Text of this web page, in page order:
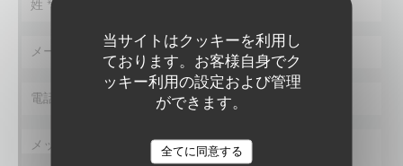
当サイトはクッキーを利用し
ております。お客様自身でク
ッキー利用の設定および管理
ができます。
全てに同意する